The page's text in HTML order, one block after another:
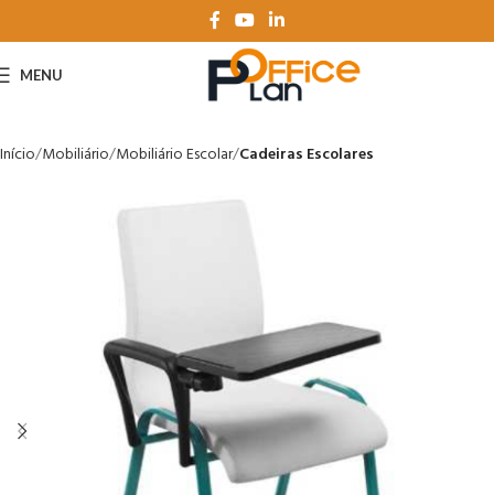
MENU
Início Mobiliário Mobiliário Escolar Cadeiras Escolares